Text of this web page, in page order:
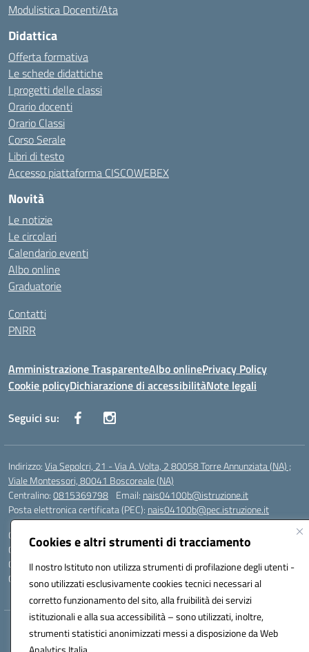
Cookies e altri strumenti di tracciamento
Il nostro Istituto non utilizza strumenti di profilazione degli utenti -
sono utilizzati esclusivamente cookies tecnici necessari al
corretto funzionamento del sito, alla fruibilità dei servizi
istituzionali e alla sua accessibilità – sono utilizzati, inoltre,
strumenti statistici anonimizzati messi a disposizione da Web
Modulistica Docenti/Ata
Didattica
Offerta formativa
Le schede didattiche
I progetti delle classi
Orario docenti
Orario Classi
Corso Serale
Libri di testo
Accesso piattaforma CISCOWEBEX
Novità
Le notizie
Le circolari
Calendario eventi
Albo online
Graduatorie
Contatti
PNRR
Amministrazione TrasparenteAlbo onlinePrivacy Policy
Cookie policyDichiarazione di accessibilitàNote legali
Seguici su:
Indirizzo:Via Sepolcri, 21 - Via A. Volta, 2 80058 Torre Annunziata (NA) ;
Viale Montessori, 80041 Boscoreale (NA)
Centralino:0815369798 Email: nais04100b@istruzione.it
Posta elettronica certificata (PEC): nais04100b@pec.istruzione.it
Codice fiscale: 82008750638
Codice meccanografico:NAIS04100B
Codice Indice delle Pubbliche Amministrazioni (IPA): istsc_nais04100b
Codice unico di fatturazione (CUF): UFELOU
Hosting & Powered by 3D Solution S.r.l.
Concept & Design by Designers Italia